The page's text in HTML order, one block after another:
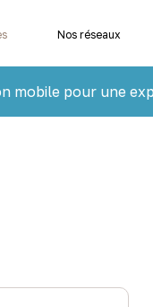
Nos réseaux
mobile pour une